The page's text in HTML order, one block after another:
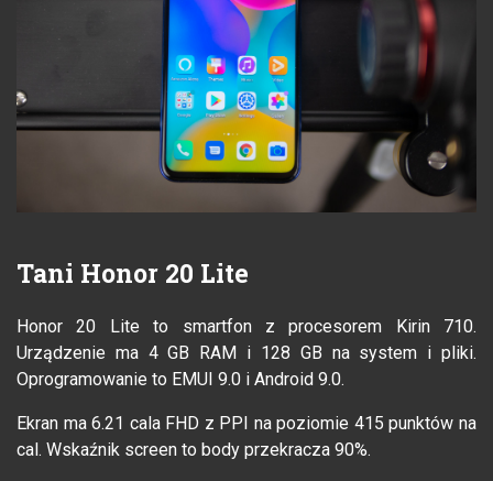
Tani Honor 20 Lite
Honor 20 Lite to smartfon z procesorem Kirin 710.
Urządzenie ma 4 GB RAM i 128 GB na system i pliki.
Oprogramowanie to EMUI 9.0 i Android 9.0.
Ekran ma 6.21 cala FHD z PPI na poziomie 415 punktów na
cal. Wskaźnik screen to body przekracza 90%.